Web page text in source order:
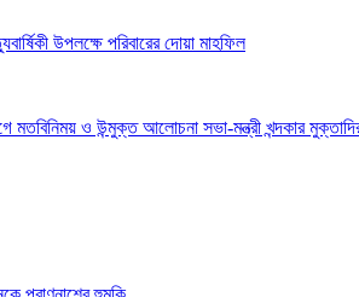
উপলক্ষে পরিবারের দোয়া মাহফিল
মতবিনিময় ও উন্মুক্ত আলোচনা সভা-মন্ত্রী খন্দকার